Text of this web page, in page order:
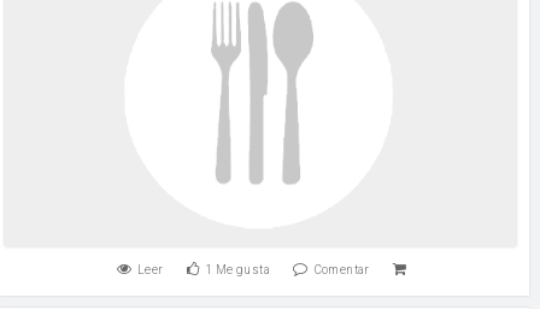
Leer 1 Me gusta Comentar